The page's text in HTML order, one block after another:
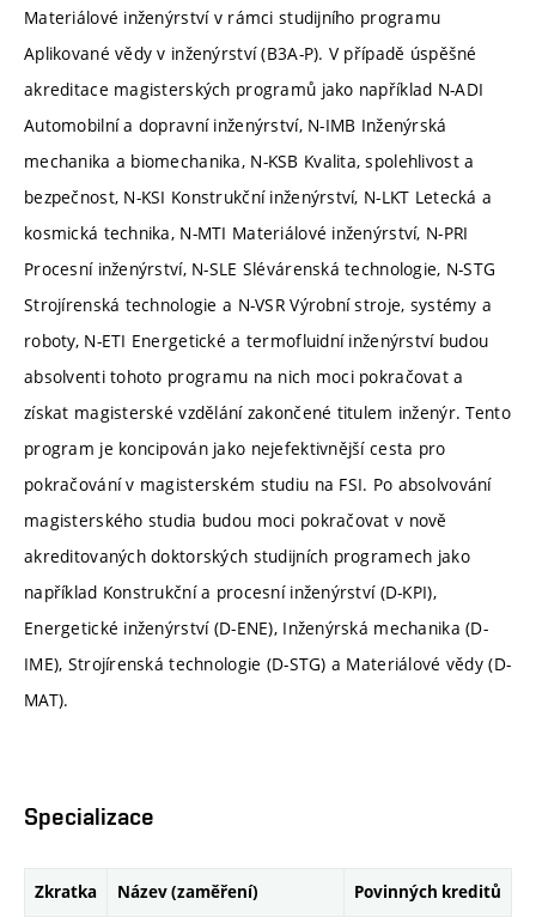
Materiálové inženýrství v rámci studijního programu
Aplikované vědy v inženýrství (B3A-P). V případě úspěšné
akreditace magisterských programů jako například N-ADI
Automobilní a dopravní inženýrství, N-IMB Inženýrská
mechanika a biomechanika, N-KSB Kvalita, spolehlivost a
bezpečnost, N-KSI Konstrukční inženýrství, N-LKT Letecká a
kosmická technika, N-MTI Materiálové inženýrství, N-PRI
Procesní inženýrství, N-SLE Slévárenská technologie, N-STG
Strojírenská technologie a N-VSR Výrobní stroje, systémy a
roboty, N-ETI Energetické a termofluidní inženýrství budou
absolventi tohoto programu na nich moci pokračovat a
získat magisterské vzdělání zakončené titulem inženýr. Tento
program je koncipován jako nejefektivnější cesta pro
pokračování v magisterském studiu na FSI. Po absolvování
magisterského studia budou moci pokračovat v nově
akreditovaných doktorských studijních programech jako
například Konstrukční a procesní inženýrství (D-KPI),
Energetické inženýrství (D-ENE), Inženýrská mechanika (D-
IME), Strojírenská technologie (D-STG) a Materiálové vědy (D-
MAT).
Specializace
Zkratka Název (zaměření) Povinných kreditů